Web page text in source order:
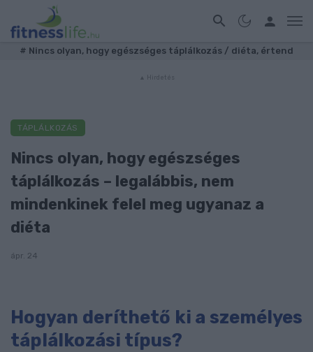
# Nincs olyan, hogy egészséges táplálkozás / diéta, értend
TÁPLÁLKOZÁS
Nincs olyan, hogy egészséges
táplálkozás – legalábbis, nem
mindenkinek felel meg ugyanaz a
diéta
ápr. 24
Hogyan deríthető ki a személyes
táplálkozási típus?